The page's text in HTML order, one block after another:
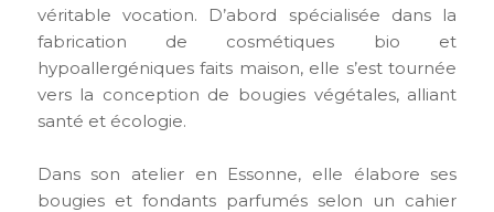
véritable vocation. D’abord spécialisée dans la
fabrication de cosmétiques bio et
hypoallergéniques faits maison, elle s’est tournée
vers la conception de bougies végétales, alliant
santé et écologie.
Dans son atelier en Essonne, elle élabore ses
bougies et fondants parfumés selon un cahier